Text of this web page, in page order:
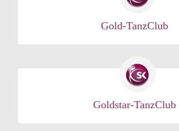
Gold-TanzClub
Goldstar-TanzClub